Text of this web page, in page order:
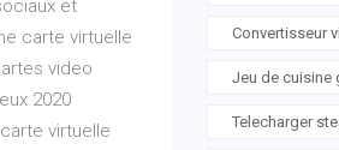
et
carte virtuelle
video
2020
virtuelle
Convertisseur
Jeu de cuisine
Telecharger